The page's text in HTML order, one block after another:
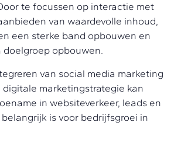
te focussen op interactie met
van waardevolle inhoud,
een sterke band opbouwen en
doelgroep opbouwen.
van social media marketing
marketingstrategie kan
in websiteverkeer, leads en
is voor bedrijfsgroei in